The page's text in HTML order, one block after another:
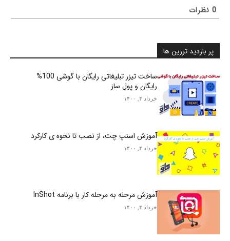
0 نظرات
پر بازدید تررین ها
ساخت تیزر تبلیغاتی رایگان با گوشی 100%
رایگان و پول ساز
خرداد ۴, ۱۴۰۰
آموزش اسنپ چت، از نصب تا نحوه ی کارکرد
خرداد ۴, ۱۴۰۰
آموزش مرحله به مرحله کار با برنامه InShot
خرداد ۴, ۱۴۰۰